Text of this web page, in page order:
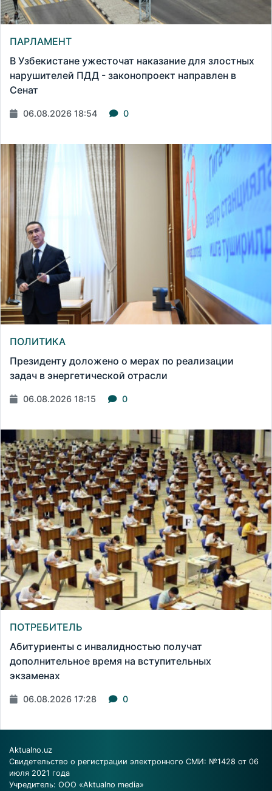
ПАРЛАМЕНТ
В Узбекистане ужесточат наказание для злостных
нарушителей ПДД - законопроект направлен в
Сенат
06.08.2026 18:54 0
ПОЛИТИКА
Президенту доложено о мерах по реализации
задач в энергетической отрасли
06.08.2026 18:15 0
ПОТРЕБИТЕЛЬ
Абитуриенты с инвалидностью получат
дополнительное время на вступительных
экзаменах
06.08.2026 17:28 0
Aktualno.uz
Свидетельство о регистрации электронного СМИ: №1428 от 06
июля 2021 года
Учредитель: ООО «Aktualno media»